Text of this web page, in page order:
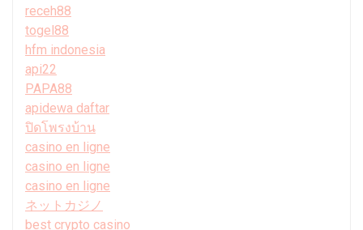
receh88
togel88
hfm indonesia
api22
PAPA88
apidewa daftar
ปิดโพรงบ้าน
casino en ligne
casino en ligne
casino en ligne
ネットカジノ
best crypto casino